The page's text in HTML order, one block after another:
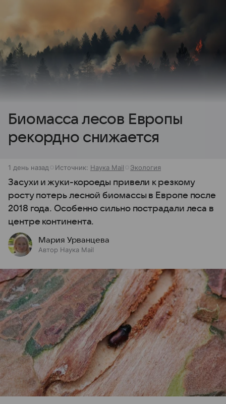
Биомасса лесов Европы
рекордно снижается
1 день назад Источник: Наука Mail Экология
Засухи и жуки-короеды привели к резкому
росту потерь лесной биомассы в Европе после
2018 года. Особенно сильно пострадали леса в
центре континента.
Мария Урванцева
Автор Наука Mail